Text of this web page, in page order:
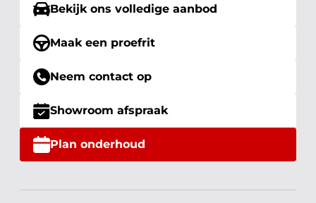
Bekijk ons volledige aanbod
Maak een proefrit
Neem contact op
Showroom afspraak
Plan onderhoud